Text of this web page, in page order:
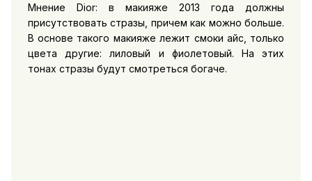
Мнение Dior: в макияже 2013 года должны
присутствовать стразы, причем как можно больше.
В основе такого макияже лежит смоки айс, только
цвета другие: лиловый и фиолетовый. На этих
тонах стразы будут смотреться богаче.